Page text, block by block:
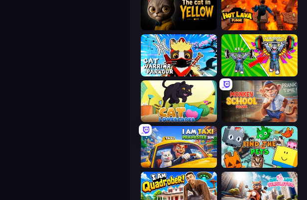
The Cat in Yellow Hot Lava Floor
Cat Warrior Parkour Obby: Gym Simulator, Escape
Cat Lovescapes Monkey School Prank
I Am Taxi Prankster Sim Find The Pets